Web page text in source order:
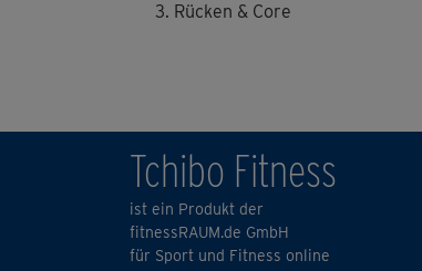
Rücken & Core
Tchibo Fitness
ist ein Produkt der
fitnessRAUM.de GmbH
für Sport und Fitness online